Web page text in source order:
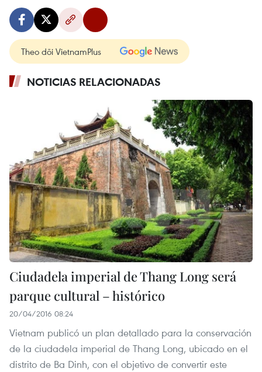
Theo dõi VietnamPlus
NOTICIAS RELACIONADAS
Ciudadela imperial de Thang Long será
parque cultural – histórico
20/04/2016 08:24
Vietnam publicó un plan detallado para la conservación
de la ciudadela imperial de Thang Long, ubicado en el
distrito de Ba Dinh, con el objetivo de convertir este